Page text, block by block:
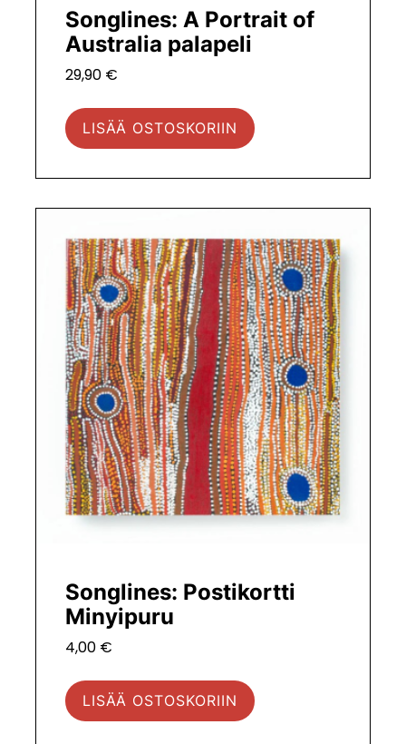
Songlines: A Portrait of
Australia palapeli
29,90 €
LISÄÄ OSTOSKORIIN
Songlines: Postikortti
Minyipuru
4,00 €
LISÄÄ OSTOSKORIIN